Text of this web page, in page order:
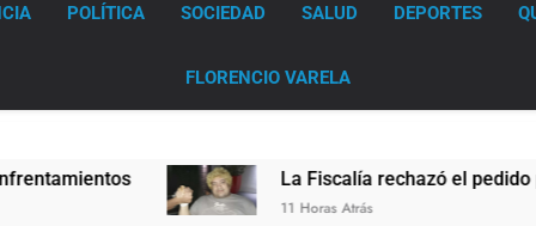
POLÍTICA SOCIEDAD SALUD DEPORTES
FLORENCIO VARELA
La Fiscalía rechazó el pedido para
11 Horas Atrás